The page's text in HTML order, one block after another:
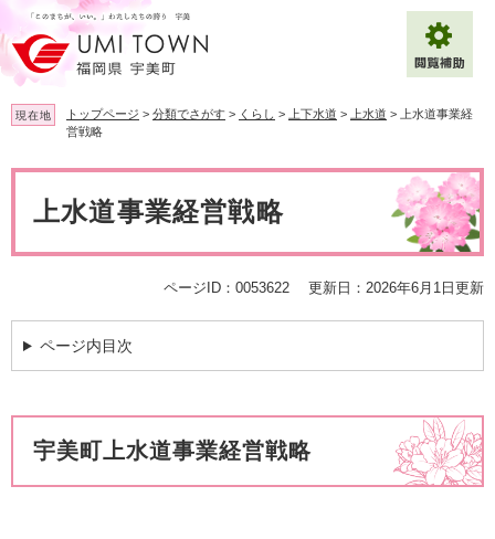
ー
ジ
の
先
頭
す
ニ
ュ
ー
を
飛
し
文字サイズ 標準 拡大
背景色変更 白 黒 青
現在地 トップページ > 分類でさがす > くらし > 上下水道 > 上水道 >
上水道事業経
営戦略
上水道事業経営戦略
ページID：0053622 更新日：2026年6月1日更新
ページ内目次
宇美町上水道事業経営戦略